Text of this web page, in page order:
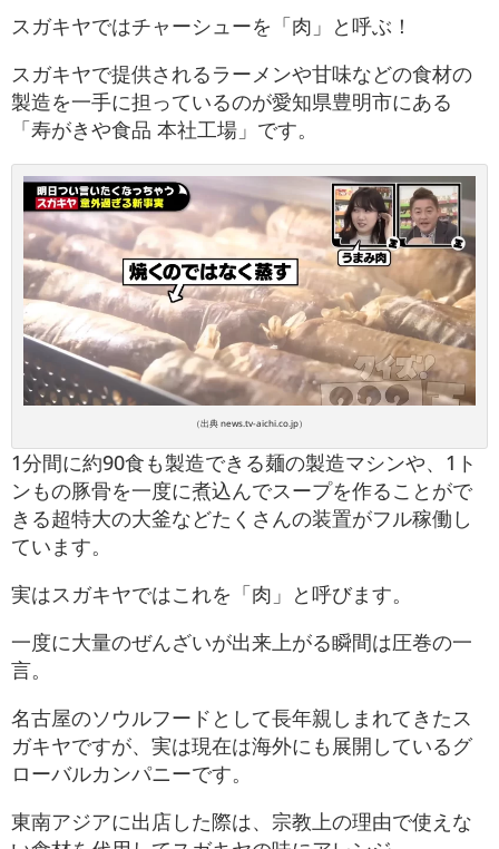
スガキヤではチャーシューを「肉」と呼ぶ！
スガキヤで提供されるラーメンや甘味などの食材の
製造を一手に担っているのが愛知県豊明市にある
「寿がきや食品 本社工場」です。
（出典 news.tv-aichi.co.jp）
1分間に約90食も製造できる麺の製造マシンや、1ト
ンもの豚骨を一度に煮込んでスープを作ることがで
きる超特大の大釜などたくさんの装置がフル稼働し
ています。
実はスガキヤではこれを「肉」と呼びます。
一度に大量のぜんざいが出来上がる瞬間は圧巻の一
言。
名古屋のソウルフードとして長年親しまれてきたス
ガキヤですが、実は現在は海外にも展開しているグ
ローバルカンパニーです。
東南アジアに出店した際は、宗教上の理由で使えな